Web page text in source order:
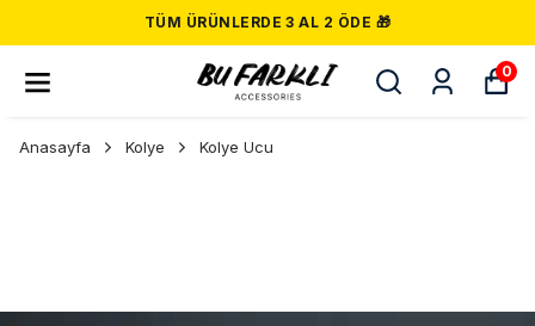
TÜM ÜRÜNLERDE 3 AL 2 ÖDE 🎁
0
Anasayfa Kolye Kolye Ucu